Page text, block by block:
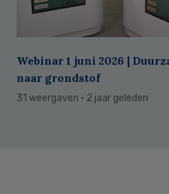
Webinar 1 juni 2026 |
naar grondstof
31 weergaven · 2 jaar geleden